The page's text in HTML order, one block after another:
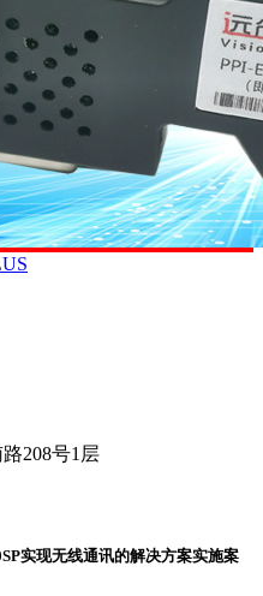
208号1层
实现无线通讯的解决方案实施案